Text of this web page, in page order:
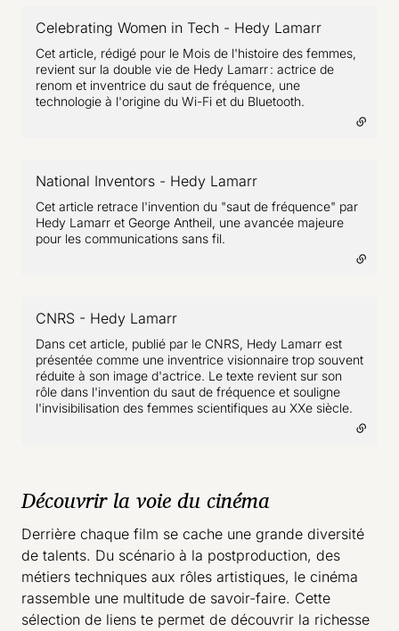
Celebrating Women in Tech - Hedy Lamarr
Cet article, rédigé pour le Mois de l'histoire des femmes,
revient sur la double vie de Hedy Lamarr : actrice de
renom et inventrice du saut de fréquence, une
technologie à l'origine du Wi-Fi et du Bluetooth.
National Inventors - Hedy Lamarr
Cet article retrace l'invention du "saut de fréquence" par
Hedy Lamarr et George Antheil, une avancée majeure
pour les communications sans fil.
CNRS - Hedy Lamarr
Dans cet article, publié par le CNRS, Hedy Lamarr est
présentée comme une inventrice visionnaire trop souvent
réduite à son image d'actrice. Le texte revient sur son
rôle dans l'invention du saut de fréquence et souligne
l'invisibilisation des femmes scientifiques au XXe siècle.
Découvrir la voie du cinéma
Derrière chaque film se cache une grande diversité
de talents. Du scénario à la postproduction, des
métiers techniques aux rôles artistiques, le cinéma
rassemble une multitude de savoir-faire. Cette
sélection de liens te permet de découvrir la richesse